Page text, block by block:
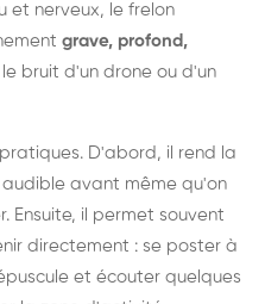
et nerveux, le frelon
grave, profond,
bruit d'un drone ou d'un
D'abord, il rend la
avant même qu'on
Ensuite, il permet souvent
directement : se poster à
et écouter quelques